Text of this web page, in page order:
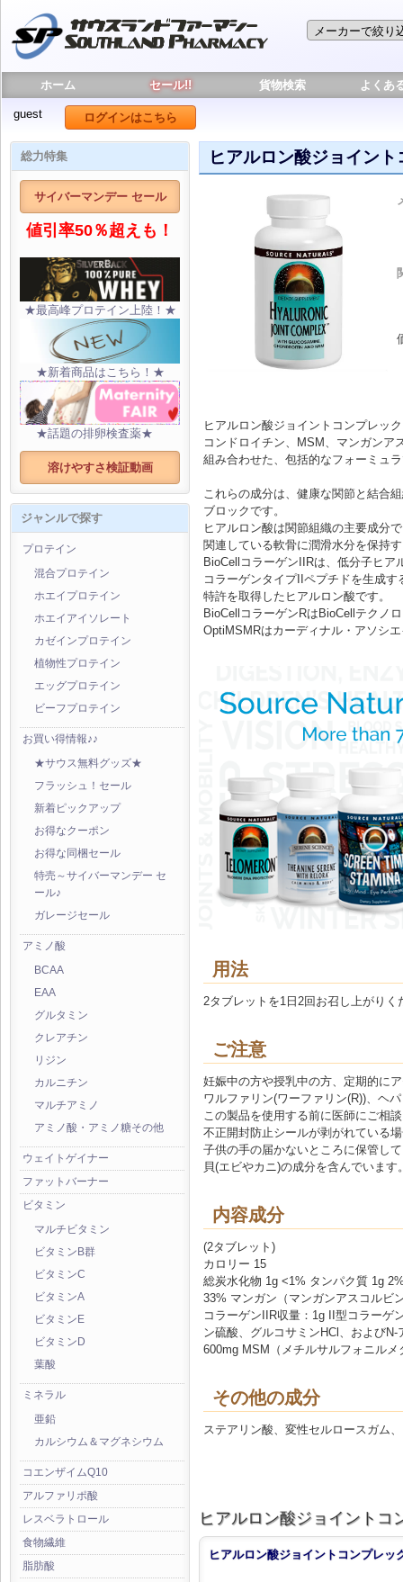
ホーム セール!! 貨物検索 よくあ
guest ログインはこちら
総力特集
サイバーマンデー セール
値引率50％超えも！
★最高峰プロテイン上陸！★
★新着商品はこちら！★
★話題の排卵検査薬★
溶けやすさ検証動画
ジャンルで探す
プロテイン
混合プロテイン
ホエイプロテイン
ホエイアイソレート
カゼインプロテイン
植物性プロテイン
エッグプロテイン
ビーフプロテイン
お買い得情報♪♪
★サウス無料グッズ★
フラッシュ！セール
新着ピックアップ
お得なクーポン
お得な同梱セール
特売～サイバーマンデー セ
ール♪
ガレージセール
アミノ酸
BCAA
EAA
グルタミン
クレアチン
リジン
カルニチン
マルチアミノ
アミノ酸・アミノ糖その他
ウェイトゲイナー
ファットバーナー
ビタミン
マルチビタミン
ビタミンB群
ビタミンC
ビタミンA
ビタミンE
ビタミンD
葉酸
ミネラル
亜鉛
カルシウム＆マグネシウム
コエンザイムQ10
アルファリポ酸
レスベラトロール
食物繊維
脂肪酸
ヒアルロン酸ジョイン
ヒアルロン酸ジョイントコンプレッ
コンドロイチン、MSM、マンガンア
組み合わせた、包括的なフォーミュ
これらの成分は、健康な関節と結合
ブロックです。
ヒアルロン酸は関節組織の主要成分
関連している軟骨に潤滑水分を保持
BioCellコラーゲンIIRは、低分子ヒア
コラーゲンタイプIIペプチドを生成
特許を取得したヒアルロン酸です。
BioCellコラーゲンRはBioCellテクノ
OptiMSMRはカーディナル・アソシ
用法
2タブレットを1日2回お召し上がりく
ご注意
妊娠中の方や授乳中の方、定期的に
ワルファリン(ワーファリン(R))、ヘ
この製品を使用する前に医師にご相
不正開封防止シールが剥がれている
子供の手の届かないところに保管し
貝(エビやカニ)の成分を含んでいます
内容成分
(2タブレット)
カロリー 15
総炭水化物 1g <1% タンパク質 1g
33% マンガン（マンガンアスコルビ
コラーゲンIIR収量：1g II型コラーゲ
ン硫酸、グルコサミンHCl、および
600mg MSM（メチルサルフォニル
その他の成分
ステアリン酸、変性セルロースガム
ヒアルロン酸ジョイントコ
ヒアルロン酸ジョイントコンプレッ